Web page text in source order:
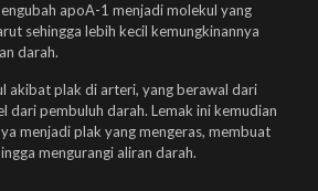
apoA-1 menjadi molekul yang
sehingga lebih kecil kemungkinannya
darah.
akibat plak di arteri, yang berawal dari
dari pembuluh darah. Lemak ini kemudian
menjadi plak yang mengeras, membuat
mengurangi aliran darah.